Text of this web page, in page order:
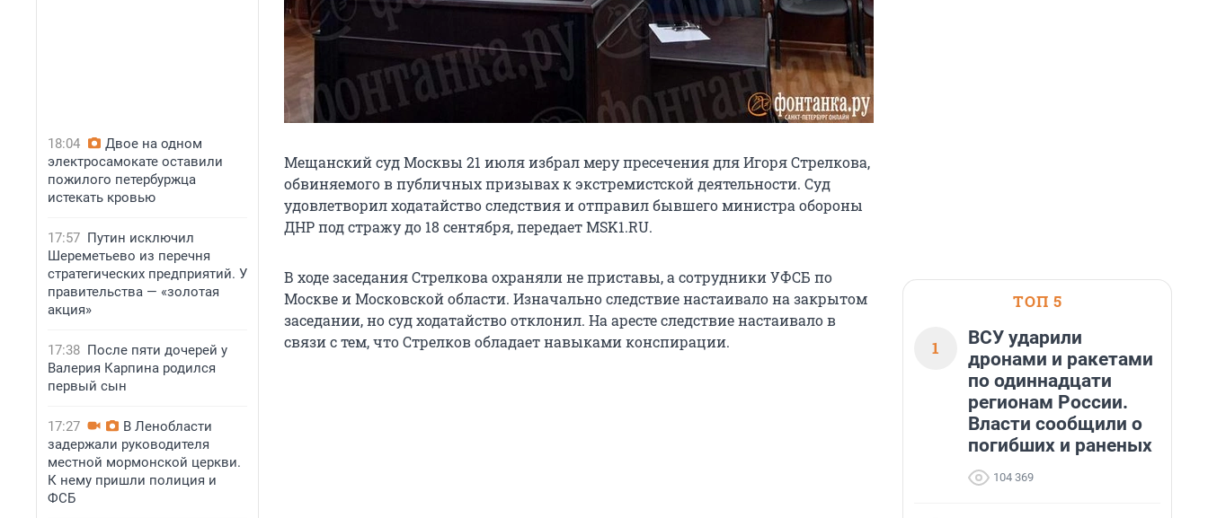
18:04
Двое на одном
электросамокате оставили
пожилого петербуржца
истекать кровью
17:57 Путин исключил
Шереметьево из перечня
стратегических предприятий. У
правительства — «золотая
акция»
17:38 После пяти дочерей у
Валерия Карпина родился
первый сын
17:27
В Ленобласти
задержали руководителя
местной мормонской церкви.
К нему пришли полиция и
ФСБ
Мещанский суд Москвы 21 июля избрал меру пресечения для Игоря Стрелкова,
обвиняемого в публичных призывах к экстремистской деятельности. Суд
удовлетворил ходатайство следствия и отправил бывшего министра обороны
ДНР под стражу до 18 сентября, передает MSK1.RU.
В ходе заседания Стрелкова охраняли не приставы, а сотрудники УФСБ по
Москве и Московской области. Изначально следствие настаивало на закрытом
заседании, но суд ходатайство отклонил. На аресте следствие настаивало в
связи с тем, что Стрелков обладает навыками конспирации.
ТОП 5
1
ВСУ ударили
дронами и ракетами
по одиннадцати
регионам России.
Власти сообщили о
погибших и раненых
104 369